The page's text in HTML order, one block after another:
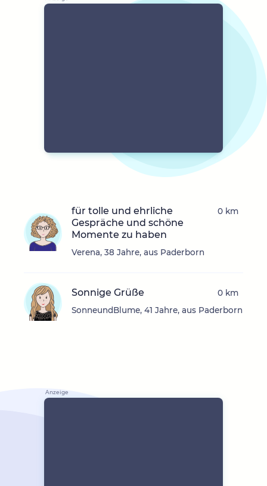
für tolle und ehrliche
Gespräche und schöne
Momente zu haben
Verena, 38 Jahre, aus Paderborn
0 km
Sonnige Grüße
SonneundBlume, 41 Jahre, aus Paderborn
0 km